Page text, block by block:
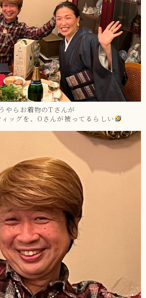
やらお着物のTさんが
ッグを、Oさんが被ってるらしい